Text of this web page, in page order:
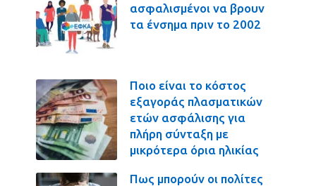
ασφαλισμένοι να βρουν
τα ένσημα πριν το 2002
Ποιο είναι το κόστος
εξαγοράς πλασματικών
ετών ασφάλισης για
πλήρη σύνταξη με
μικρότερα όρια ηλικίας
Πως μπορούν οι πολίτες